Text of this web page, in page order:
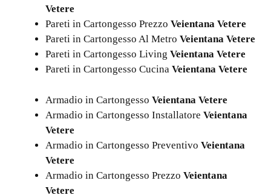
Vetere
Pareti in Cartongesso Prezzo Veientana Vetere
Pareti in Cartongesso Al Metro Veientana Vetere
Pareti in Cartongesso Living Veientana Vetere
Pareti in Cartongesso Cucina Veientana Vetere
Armadio in Cartongesso Veientana Vetere
Armadio in Cartongesso Installatore Veientana
Vetere
Armadio in Cartongesso Preventivo Veientana
Vetere
Armadio in Cartongesso Prezzo Veientana
Vetere